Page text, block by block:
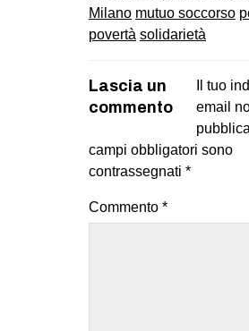
Milano mutuo soccorso
povertà solidarietà
Lascia un
commento
Il tuo
email
campi obbligatori sono
contrassegnati *
Commento *